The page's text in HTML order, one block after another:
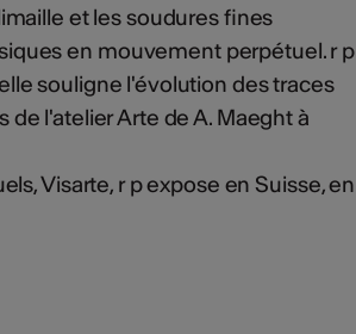
et les soudures fines
en mouvement perpétuel. r p
souligne l'évolution des traces
l'atelier Arte de A. Maeght à
Visarte, r p expose en Suisse, en